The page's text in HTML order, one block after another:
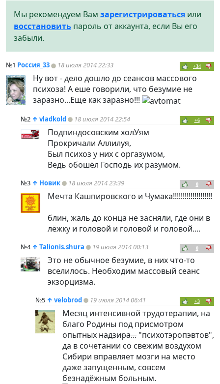
Мы рекомендуем Вам зарегистрироваться или
восстановить пароль от аккаунта, если Вы его
забыли.
№1 Россия_33 18 июля 2014 22:33 +34
Ну вот - дело дошло до сеансов массового
психоза! А еше говорили, что безумие не
заразно...Еще как заразно!!!
№2 ↑ vladkold 18 июля 2014 22:54 +6
Подпиндосовским холУям
Прокричали Аллилуя,
Был психоз у них с оргазумом,
Ведь обошёл Господь их разумом.
№3 ↑ Новик 18 июля 2014 23:39 0
Мечта Кашпировского и Чумака!!!!!!!!!!!!!!!!!!!!
блин, жаль до конца не засняли, где они в
лёжку и головой и головой и головой....
№4 ↑ Talionis.shura 19 июля 2014 00:13 0
Это не обычное безумие, в них что-то
вселилось. Необходим массовый сеанс
экзорцизма.
№5 ↑ velobrod 19 июля 2014 06:41 +3
Месяц интенсивной трудотерапии, на
благо Родины под присмотром
опытныхнадзира... "психотэропэвтов",
да в сочетании со свежим воздухом
Сибири вправляет мозги на место
даже запущенным, совсем
безнадёжным больным.